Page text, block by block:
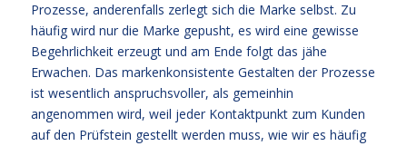
Prozesse, anderenfalls zerlegt sich die Marke selbst. Zu
häufig wird nur die Marke gepusht, es wird eine gewisse
Begehrlichkeit erzeugt und am Ende folgt das jähe
Erwachen. Das markenkonsistente Gestalten der Prozesse
ist wesentlich anspruchsvoller, als gemeinhin
angenommen wird, weil jeder Kontaktpunkt zum Kunden
auf den Prüfstein gestellt werden muss, wie wir es häufig